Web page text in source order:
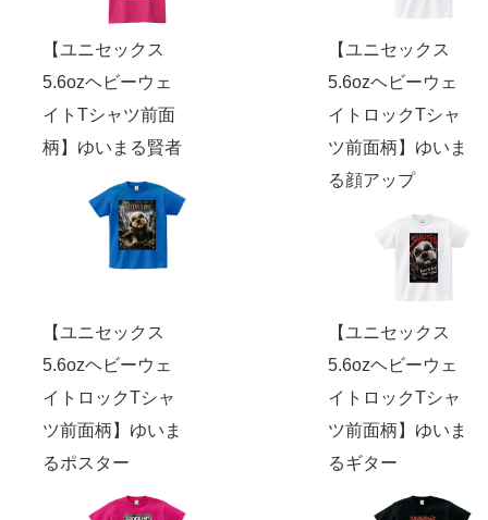
【ユニセックス
5.6ozヘビーウェ
イトTシャツ前面
柄】ゆいまる賢者
【ユニセックス
5.6ozヘビーウェ
イトロックTシャ
ツ前面柄】ゆいま
る顔アップ
【ユニセックス
5.6ozヘビーウェ
イトロックTシャ
ツ前面柄】ゆいま
るポスター
【ユニセックス
5.6ozヘビーウェ
イトロックTシャ
ツ前面柄】ゆいま
るギター